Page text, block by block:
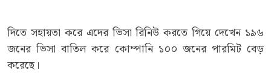
দিতে সহায়তা করে এদের ভিসা রিনিউ করতে গিয়ে দেখেন ১৯৬
জনের ভিসা বাতিল করে কোম্পানি ১০০ জনের পারমিট বেড়
করেছে।